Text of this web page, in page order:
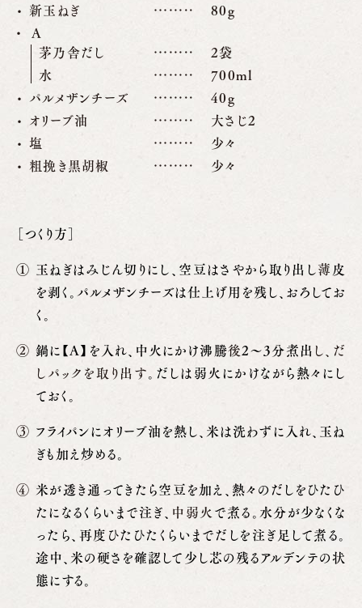
新玉ねぎ
80g
A
茅乃舎だし
2袋
水
700ml
パルメザンチーズ
40g
オリーブ油
大さじ2
塩
少々
粗挽き黒胡椒
少々
［つくり方］
玉ねぎはみじん切りにし、空豆はさやから取り出し薄 皮
を剥く。パルメザンチーズは仕上げ用を残し、おろしてお
く。
鍋に【A】を入れ、中火にかけ沸騰後2～3分煮出 し、だ
しパックを取り出す
。だしは弱火にかけながら熱々にし
ておく。
フライパンにオリーブ油を熱し、米は洗わずに入れ、玉ね
ぎも加え炒める。
米が透き通ってきたら空豆を加え、熱々のだしをひたひ
たになるくらいまで注ぎ、
中弱火 で煮る。水分が少なくな
ったら、再度ひたひたくらいまでだしを注ぎ足して煮る。
途中、米の硬さを確認して少し芯の残るアルデンテの状
態にする。